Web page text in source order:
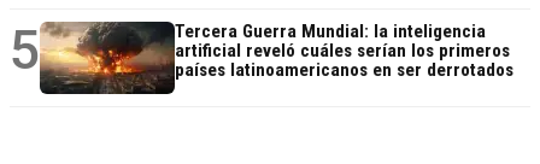
5
Tercera Guerra Mundial: la inteligencia
artificial reveló cuáles serían los primeros
países latinoamericanos en ser derrotados